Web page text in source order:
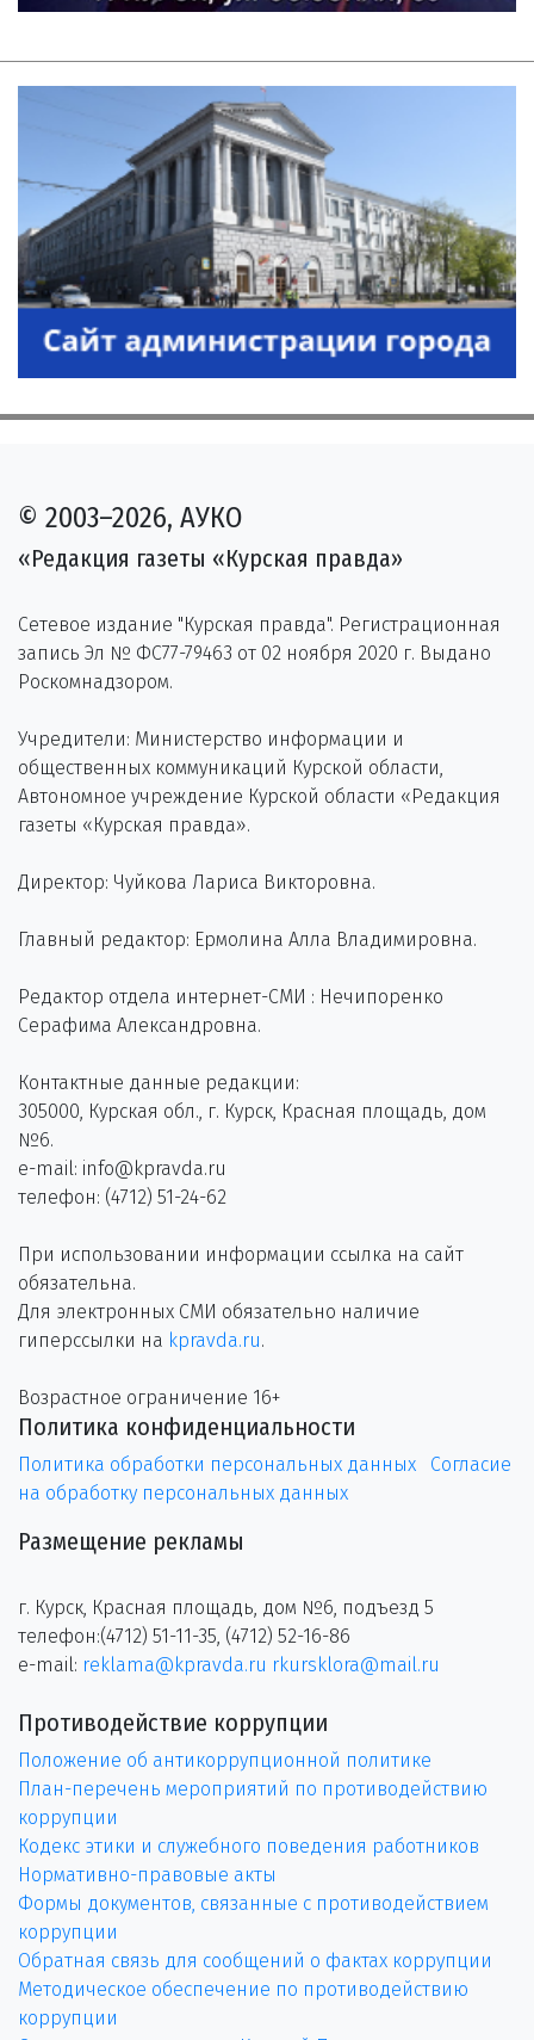
© 2003–2026, АУКО
«Редакция газеты «Курская правда»
Сетевое издание "Курская правда". Регистрационная
запись Эл № ФС77-79463 от 02 ноября 2020 г. Выдано
Роскомнадзором.
Учредители: Министерство информации и
общественных коммуникаций Курской области,
Автономное учреждение Курской области «Редакция
газеты «Курская правда».
Директор: Чуйкова Лариса Викторовна.
Главный редактор: Ермолина Алла Владимировна.
Редактор отдела интернет-СМИ : Нечипоренко
Серафима Александровна.
Контактные данные редакции:
305000, Курская обл., г. Курск, Красная площадь, дом
№6.
e-mail: info@kpravda.ru
телефон: (4712) 51-24-62
При использовании информации ссылка на сайт
обязательна.
Для электронных СМИ обязательно наличие
гиперссылки на kpravda.ru.
Возрастное ограничение 16+
Политика конфиденциальности
Политика обработки персональных данных
Согласие
на обработку персональных данных
Размещение рекламы
г. Курск, Красная площадь, дом №6, подъезд 5
телефон:(4712) 51-11-35, (4712) 52-16-86
e-mail: reklama@kpravda.ru rkursklora@mail.ru
Противодействие коррупции
Положение об антикоррупционной политике
План-перечень мероприятий по противодействию
коррупции
Кодекс этики и служебного поведения работников
Нормативно-правовые акты
Формы документов, связанные с противодействием
коррупции
Обратная связь для сообщений о фактах коррупции
Методическое обеспечение по противодействию
коррупции